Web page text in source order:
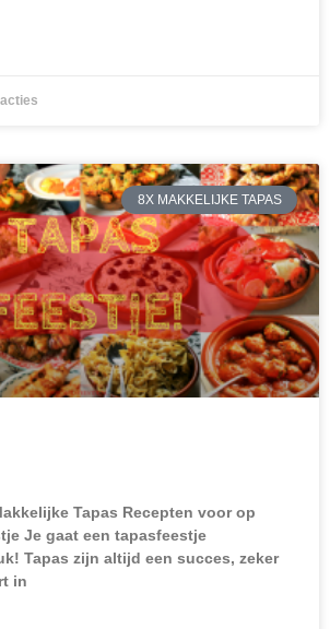
8X MAKKELIJKE TAPAS
Tapas Recepten voor op
Je gaat een tapasfeestje
Tapas zijn altijd een succes, zeker
in